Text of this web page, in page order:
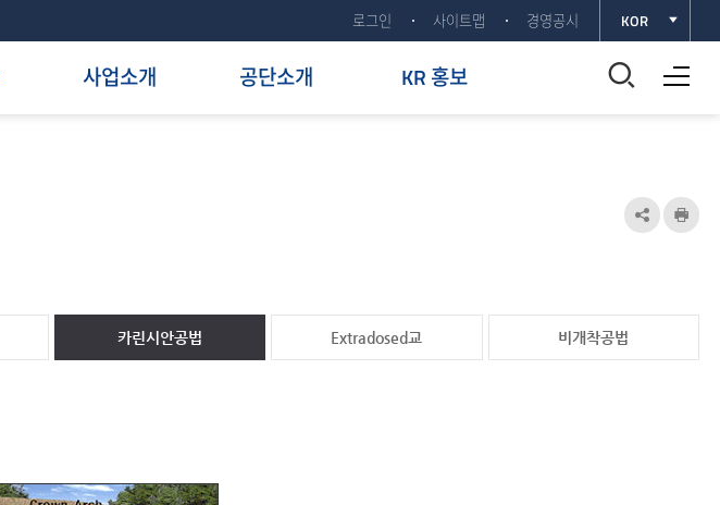
로그인 사이트맵 경영공시 KOR
사업소개 공단소개 KR 홍보
통
색
열
기
전체메뉴 열기
공 인
카린시안공법 Extradosed교 비개착공법